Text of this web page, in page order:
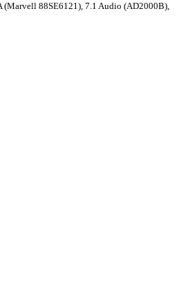
88SE6121), 7.1 Audio (AD2000B),